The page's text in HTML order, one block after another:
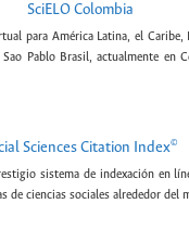
SciELO Colombia
para América Latina, el Caribe,
Pablo Brasil, actualmente en
Sciences Citation Index©
sistema de indexación en
de ciencias sociales alrededor del